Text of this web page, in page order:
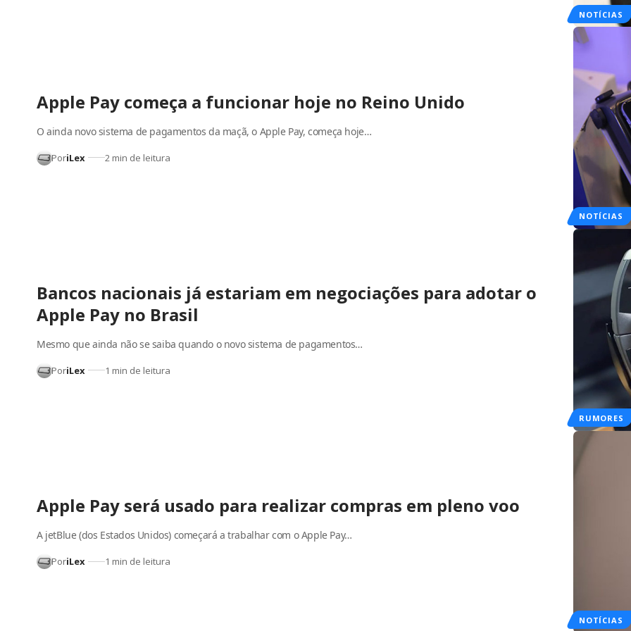
NOTÍCIAS
NOTÍCIAS
Apple Pay começa a funcionar hoje no Reino Unido
O ainda novo sistema de pagamentos da maçã, o Apple Pay, começa hoje…
PoriLex 2 min de leitura
RUMORES
Bancos nacionais já estariam em negociações para adotar o
Apple Pay no Brasil
Mesmo que ainda não se saiba quando o novo sistema de pagamentos…
PoriLex 1 min de leitura
NOTÍCIAS
Apple Pay será usado para realizar compras em pleno voo
A jetBlue (dos Estados Unidos) começará a trabalhar com o Apple Pay…
PoriLex 1 min de leitura